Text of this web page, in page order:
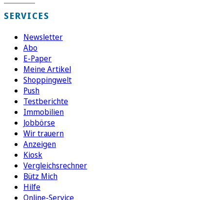
SERVICES
Newsletter
Abo
E-Paper
Meine Artikel
Shoppingwelt
Push
Testberichte
Immobilien
Jobbörse
Wir trauern
Anzeigen
Kiosk
Vergleichsrechner
Bütz Mich
Hilfe
Online-Service